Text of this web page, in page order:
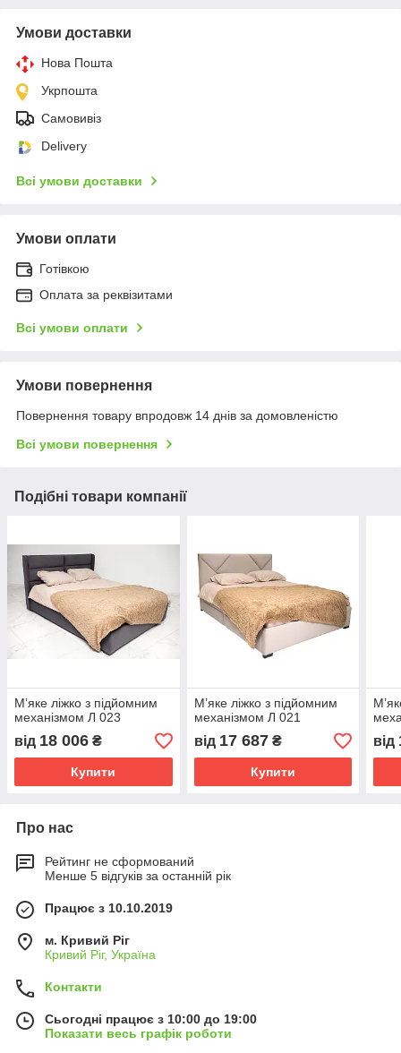
Умови доставки
Нова Пошта
Укрпошта
Самовивіз
Delivery
Всі умови доставки
Умови оплати
Готівкою
Оплата за реквізитами
Всі умови оплати
Умови повернення
Повернення товару впродовж 14 днів за домовленістю
Всі умови повернення
Подібні товари компанії
М’яке ліжко з підйомним
механізмом Л 023
від 18 006 ₴
Купити
М’яке ліжко з підйомним
механізмом Л 021
від 17 687₴
Купити
від
Про нас
Рейтинг не сформований
Менше 5 відгуків за останній рік
Працює з 10.10.2019
м. Кривий Ріг
Кривий Ріг, Україна
Контакти
Сьогодні працює з 10:00 до 19:00
Показати весь графік роботи